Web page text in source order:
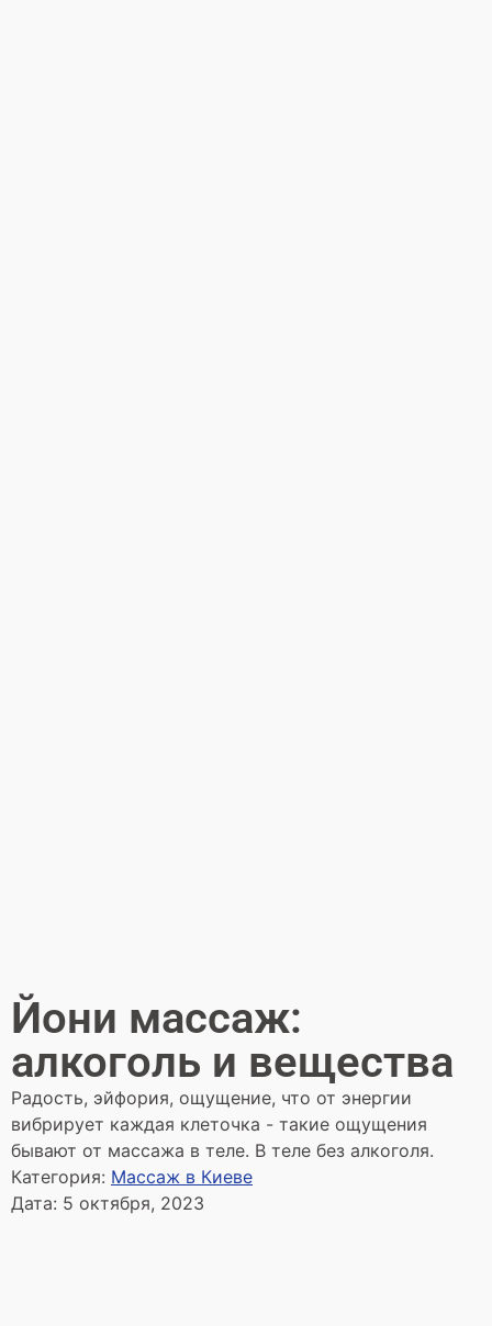
Йони массаж:
алкоголь и вещества
Радость, эйфория, ощущение, что от энергии
вибрирует каждая клеточка - такие ощущения
бывают от массажа в теле. В теле без алкоголя.
Категория: Массаж в Киеве
Дата: 5 октября, 2023